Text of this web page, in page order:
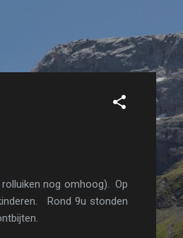
nog omhoog). Op
Rond 9u stonden